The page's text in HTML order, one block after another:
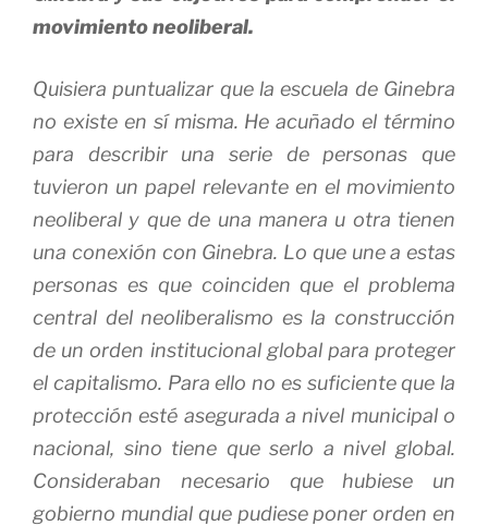
movimiento neoliberal.
Quisiera puntualizar que la escuela de Ginebra
no existe en sí misma. He acuñado el término
para describir una serie de personas que
tuvieron un papel relevante en el movimiento
neoliberal y que de una manera u otra tienen
una conexión con Ginebra. Lo que une a estas
personas es que coinciden que el problema
central del neoliberalismo es la construcción
de un orden institucional global para proteger
el capitalismo. Para ello no es suficiente que la
protección esté asegurada a nivel municipal o
nacional, sino tiene que serlo a nivel global.
Consideraban necesario que hubiese un
gobierno mundial que pudiese poner orden en